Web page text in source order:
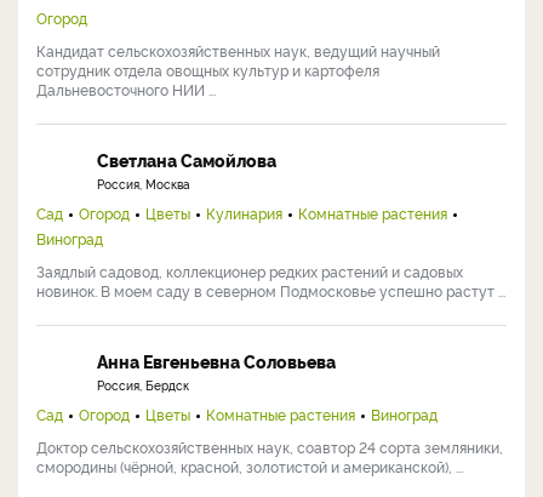
Огород
Кандидат сельскохозяйственных наук, ведущий научный
сотрудник отдела овощных культур и картофеля
Дальневосточного НИИ ...
Светлана Самойлова
Россия, Москва
Сад Огород Цветы Кулинария
Комнатные растения
Виноград
Заядлый садовод, коллекционер редких растений и садовых
новинок. В моем саду в северном Подмосковье успешно растут ...
Анна Евгеньевна Соловьева
Россия, Бердск
Сад Огород Цветы Комнатные растения
Виноград
Доктор сельскохозяйственных наук, соавтор 24 сорта земляники,
смородины (чёрной, красной, золотистой и американской), ...